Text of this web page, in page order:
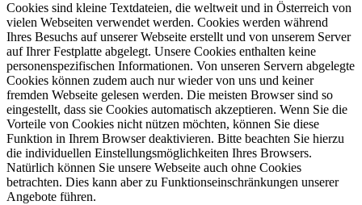
Cookies sind kleine Textdateien, die weltweit und in Österreich von
vielen Webseiten verwendet werden. Cookies werden während
Ihres Besuchs auf unserer Webseite erstellt und von unserem Server
auf Ihrer Festplatte abgelegt. Unsere Cookies enthalten keine
personenspezifischen Informationen. Von unseren Servern abgelegte
Cookies können zudem auch nur wieder von uns und keiner
fremden Webseite gelesen werden. Die meisten Browser sind so
eingestellt, dass sie Cookies automatisch akzeptieren. Wenn Sie die
Vorteile von Cookies nicht nützen möchten, können Sie diese
Funktion in Ihrem Browser deaktivieren. Bitte beachten Sie hierzu
die individuellen Einstellungsmöglichkeiten Ihres Browsers.
Natürlich können Sie unsere Webseite auch ohne Cookies
betrachten. Dies kann aber zu Funktionseinschränkungen unserer
Angebote führen.